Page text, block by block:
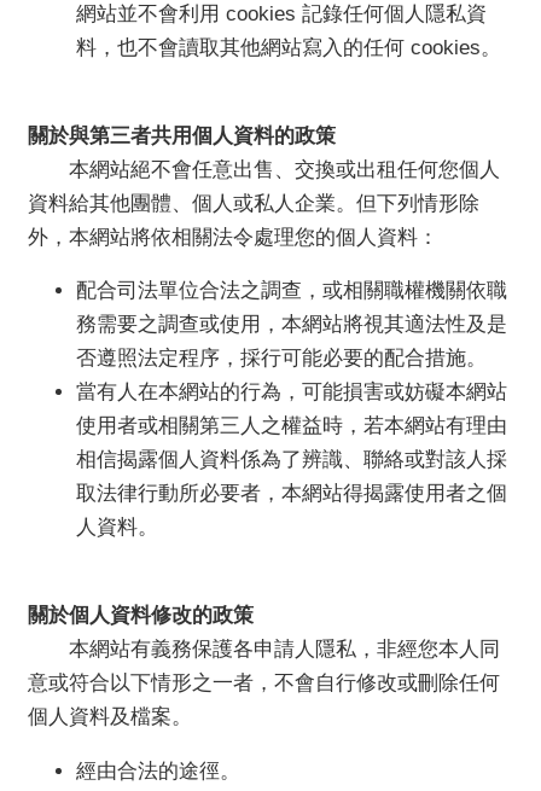
網站並不會利用 cookies 記錄任何個人隱私資
料，也不會讀取其他網站寫入的任何 cookies。
關於與第三者共用個人資料的政策
本網站絕不會任意出售、交換或出租任何您個人
資料給其他團體、個人或私人企業。但下列情形除
外，本網站將依相關法令處理您的個人資料：
配合司法單位合法之調查，或相關職權機關依職
務需要之調查或使用，本網站將視其適法性及是
否遵照法定程序，採行可能必要的配合措施。
當有人在本網站的行為，可能損害或妨礙本網站
使用者或相關第三人之權益時，若本網站有理由
相信揭露個人資料係為了辨識、聯絡或對該人採
取法律行動所必要者，本網站得揭露使用者之個
人資料。
關於個人資料修改的政策
本網站有義務保護各申請人隱私，非經您本人同
意或符合以下情形之一者，不會自行修改或刪除任何
個人資料及檔案。
經由合法的途徑。